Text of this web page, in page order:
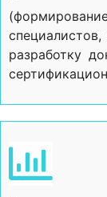
разработку